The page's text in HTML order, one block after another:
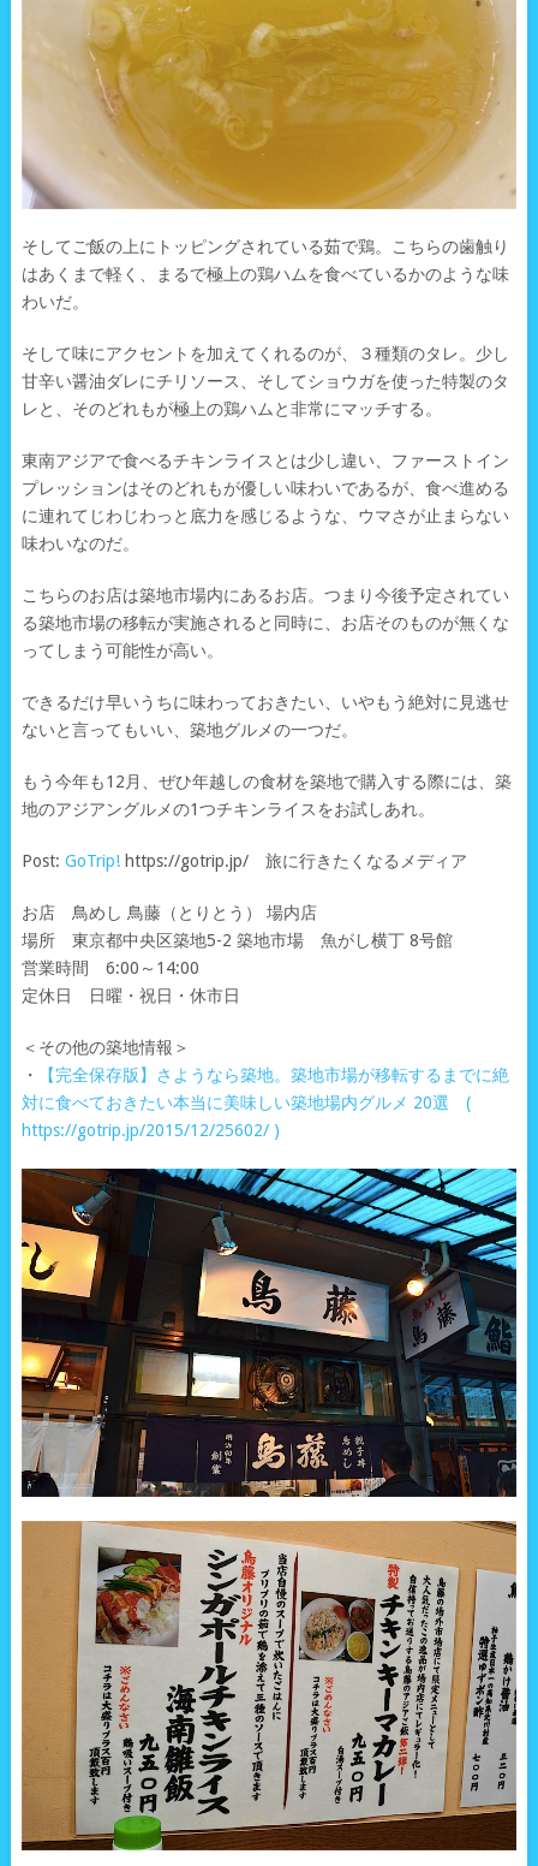
そしてご飯の上にトッピングされている茹で鶏。こちらの歯触り
はあくまで軽く、まるで極上の鶏ハムを食べているかのような味
わいだ。
そして味にアクセントを加えてくれるのが、３種類のタレ。少し
甘辛い醤油ダレにチリソース、そしてショウガを使った特製のタ
レと、そのどれもが極上の鶏ハムと非常にマッチする。
東南アジアで食べるチキンライスとは少し違い、ファーストイン
プレッションはそのどれもが優しい味わいであるが、食べ進める
に連れてじわじわっと底力を感じるような、ウマさが止まらない
味わいなのだ。
こちらのお店は築地市場内にあるお店。つまり今後予定されてい
る築地市場の移転が実施されると同時に、お店そのものが無くな
ってしまう可能性が高い。
できるだけ早いうちに味わっておきたい、いやもう絶対に見逃せ
ないと言ってもいい、築地グルメの一つだ。
もう今年も12月、ぜひ年越しの食材を築地で購入する際には、築
地のアジアングルメの1つチキンライスをお試しあれ。
Post: GoTrip!https://gotrip.jp/ 旅に行きたくなるメディア
お店 鳥めし 鳥藤（とりとう） 場内店
場所 東京都中央区築地5-2 築地市場 魚がし横丁 8号館
営業時間 6:00～14:00
定休日 日曜・祝日・休市日
＜その他の築地情報＞
・
【完全保存版】さようなら築地。築地市場が移転するまでに絶
対に食べておきたい本当に美味しい築地場内グルメ 20選 (
https://gotrip.jp/2015/12/25602/ )